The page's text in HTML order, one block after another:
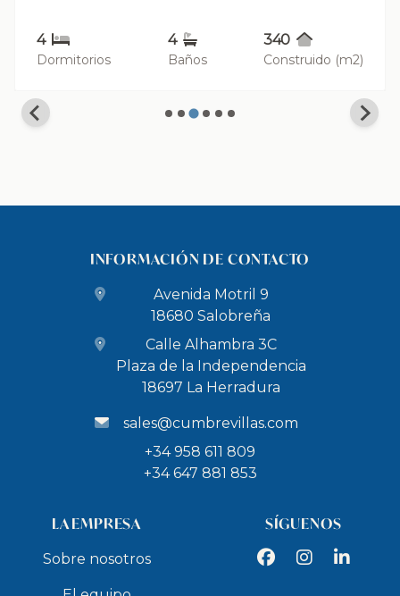
4
Dormitorios
4
Baños
340
Construido (m2)
INFORMACIÓN DE CONTACTO
Avenida Motril 9
18680 Salobreña
Calle Alhambra 3C
Plaza de la Independencia
18697 La Herradura
sales@cumbrevillas.com
+34 958 611 809
+34 647 881 853
LA EMPRESA
Sobre nosotros
SÍGUENOS
FacebookInstagramLinkedIn